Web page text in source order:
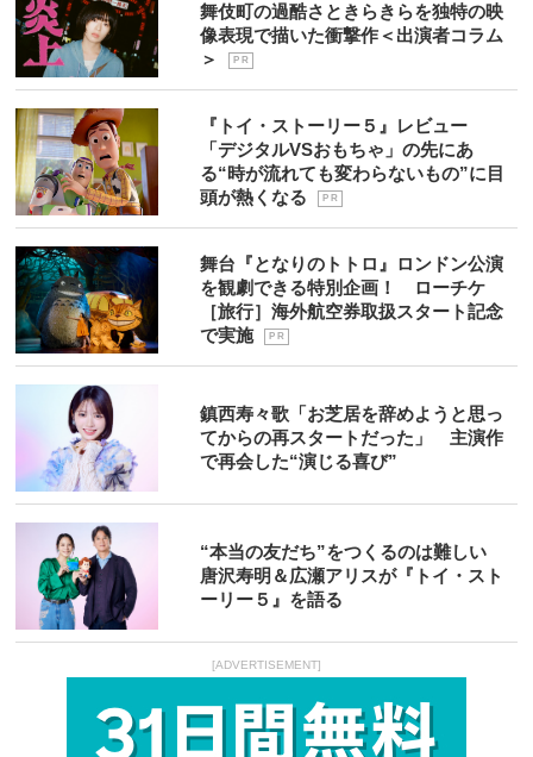
舞伎町の過酷さときらきらを独特の映
像表現で描いた衝撃作＜出演者コラム
＞
P R
『トイ・ストーリー５』レビュー
「デジタルVSおもちゃ」の先にあ
る“時が流れても変わらないもの”に目
頭が熱くなる
P R
舞台『となりのトトロ』ロンドン公演
を観劇できる特別企画！ ローチケ
［旅行］海外航空券取扱スタート記念
で実施
P R
鎮西寿々歌「お芝居を辞めようと思っ
てからの再スタートだった」 主演作
で再会した“演じる喜び”
“本当の友だち”をつくるのは難しい
唐沢寿明＆広瀬アリスが『トイ・スト
ーリー５』を語る
[ADVERTISEMENT]